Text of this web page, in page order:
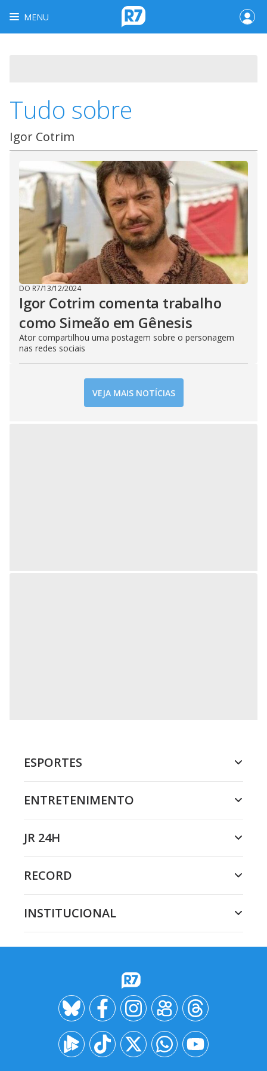
MENU
Tudo sobre
Igor Cotrim
DO R7/13/12/2024
Igor Cotrim comenta trabalho
como Simeão em Gênesis
Ator compartilhou uma postagem sobre o personagem
nas redes sociais
VEJA MAIS NOTÍCIAS
ESPORTES
ENTRETENIMENTO
JR 24H
RECORD
INSTITUCIONAL